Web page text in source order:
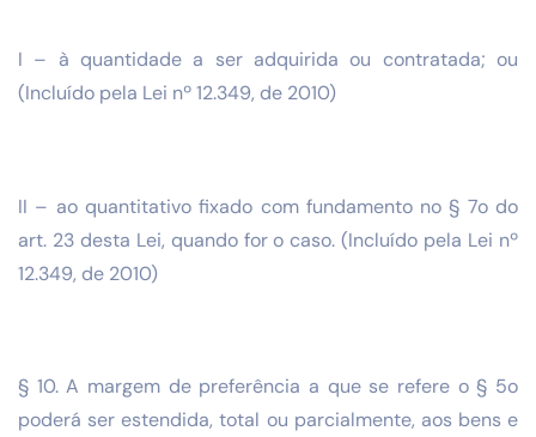
I – à quantidade a ser adquirida ou contratada; ou
(Incluído pela Lei nº 12.349, de 2010)
II – ao quantitativo fixado com fundamento no § 7o do
art. 23 desta Lei, quando for o caso. (Incluído pela Lei nº
12.349, de 2010)
§ 10. A margem de preferência a que se refere o § 5o
poderá ser estendida, total ou parcialmente, aos bens e